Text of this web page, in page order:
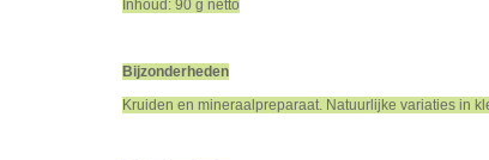
Inhoud: 90 g netto
Bijzonderheden
Kruiden en mineraalpreparaat. Natuurlijke variaties in